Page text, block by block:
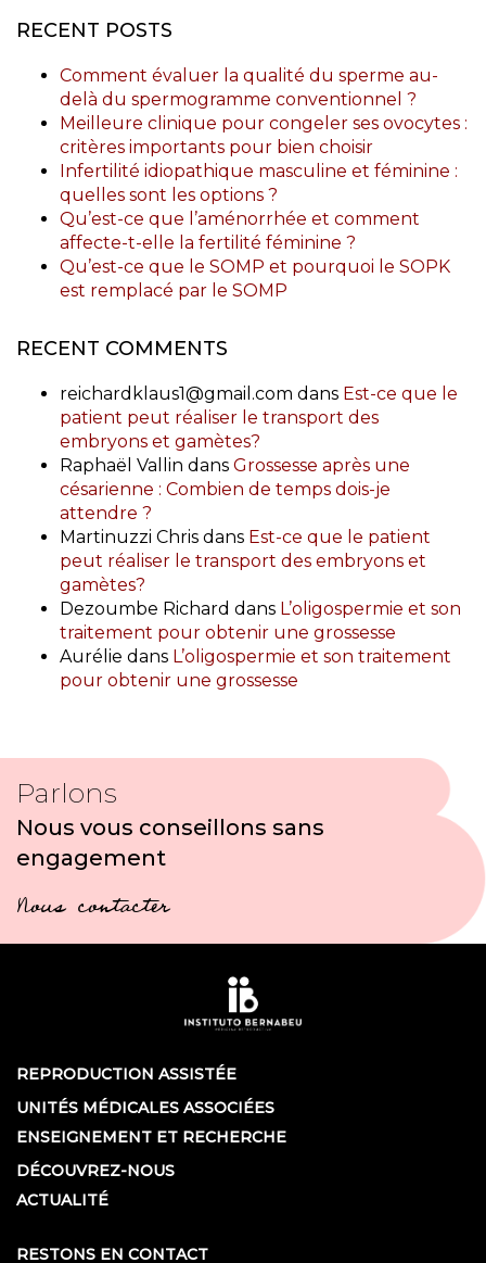
RECENT POSTS
Comment évaluer la qualité du sperme au-
delà du spermogramme conventionnel ?
Meilleure clinique pour congeler ses ovocytes :
critères importants pour bien choisir
Infertilité idiopathique masculine et féminine :
quelles sont les options ?
Qu’est-ce que l’aménorrhée et comment
affecte-t-elle la fertilité féminine ?
Qu’est-ce que le SOMP et pourquoi le SOPK
est remplacé par le SOMP
RECENT COMMENTS
reichardklaus1@gmail.com dans Est-ce que le
patient peut réaliser le transport des
embryons et gamètes?
Raphaël Vallin dans Grossesse après une
césarienne : Combien de temps dois-je
attendre ?
Martinuzzi Chris dans Est-ce que le patient
peut réaliser le transport des embryons et
gamètes?
Dezoumbe Richard dans L’oligospermie et son
traitement pour obtenir une grossesse
Aurélie dans L’oligospermie et son traitement
pour obtenir une grossesse
Parlons
Nous vous conseillons sans
engagement
Nous contacter
REPRODUCTION ASSISTÉE
UNITÉS MÉDICALES ASSOCIÉES
ENSEIGNEMENT ET RECHERCHE
DÉCOUVREZ-NOUS
ACTUALITÉ
RESTONS EN CONTACT